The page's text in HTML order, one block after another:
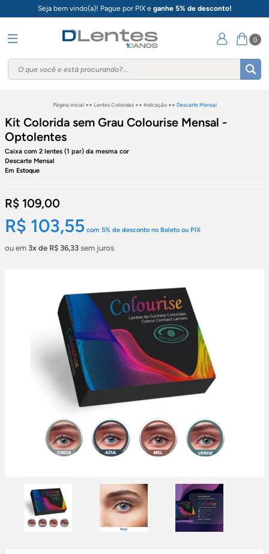
Seja bem vindo(a)! Pague por PIX e ganhe 5% de desconto!
0
Página inicial>> Lentes Coloridas>> Indicação>> Descarte Mensal
Kit Colorida sem Grau Colourise Mensal -
Optolentes
Caixa com 2 lentes (1 par) da mesma cor
Descarte Mensal
Em Estoque
R$ 109,00
R$ 103,55 com 5% de desconto no Boleto ou PIX
ou em 3x de R$ 36,33 sem juros